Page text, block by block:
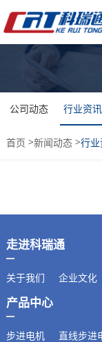
公司动态 行业资讯
首页 >新闻动态>行
走进科瑞通
关于我们 企业文化
产品中心
步进电机 直线步进